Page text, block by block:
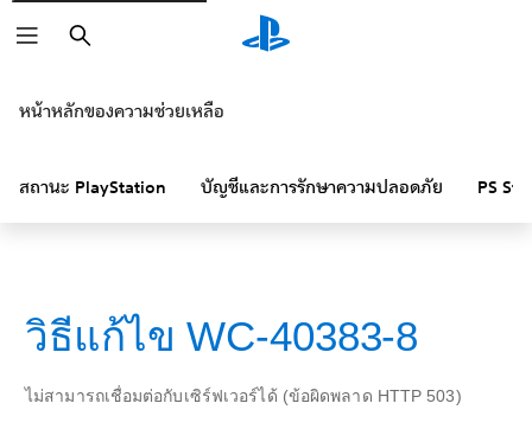
หน้าหลักของความช่วยเหลือ
สถานะ PlayStation บัญชีและการรักษาความปลอดภัย PS
วิธีแก้ไข WC-40383-8
ไม่สามารถเชื่อมต่อกับเซิร์ฟเวอร์ได้ (ข้อผิดพลาด HTTP 503)